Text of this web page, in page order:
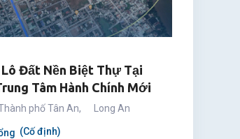
Lô Đất Nền Biệt Thự Tại
Tâm Hành Chính Mới
phố Tân An, Long An
(Cố định)